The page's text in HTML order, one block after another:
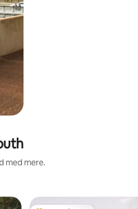
med mere.